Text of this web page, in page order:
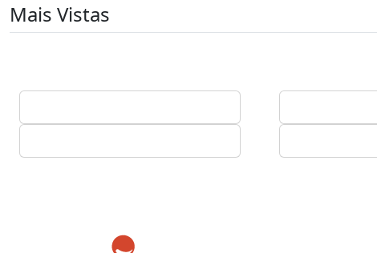
Mais Vistas